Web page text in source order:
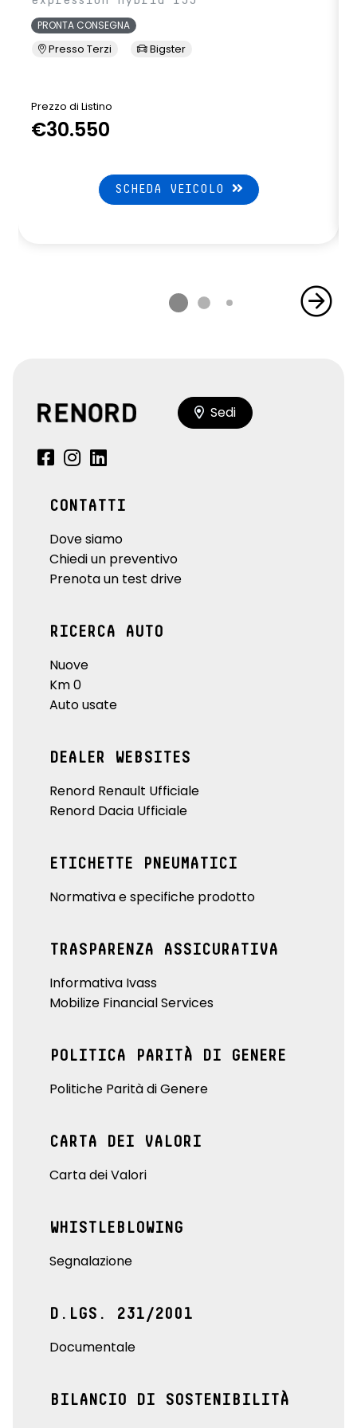
PRONTA CONSEGNA
Presso Terzi Bigster
Prezzo di Listino
€30.550
SCHEDA VEICOLO
Sedi
CONTATTI
Dove siamo
Chiedi un preventivo
Prenota un test drive
RICERCA AUTO
Nuove
Km 0
Auto usate
DEALER WEBSITES
Renord Renault Ufficiale
Renord Dacia Ufficiale
ETICHETTE PNEUMATICI
Normativa e specifiche prodotto
TRASPARENZA ASSICURATIVA
Informativa Ivass
Mobilize Financial Services
POLITICA PARITÀ DI GENERE
Politiche Parità di Genere
CARTA DEI VALORI
Carta dei Valori
WHISTLEBLOWING
Segnalazione
D.LGS. 231/2001
Documentale
BILANCIO DI SOSTENIBILITÀ